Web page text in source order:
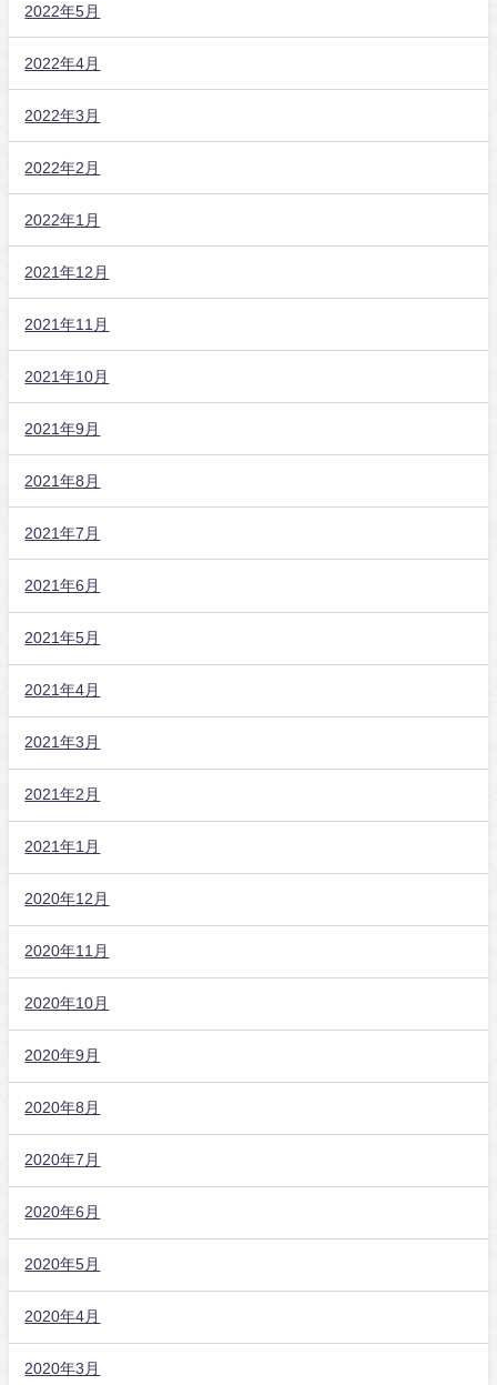
2022年5月
2022年4月
2022年3月
2022年2月
2022年1月
2021年12月
2021年11月
2021年10月
2021年9月
2021年8月
2021年7月
2021年6月
2021年5月
2021年4月
2021年3月
2021年2月
2021年1月
2020年12月
2020年11月
2020年10月
2020年9月
2020年8月
2020年7月
2020年6月
2020年5月
2020年4月
2020年3月